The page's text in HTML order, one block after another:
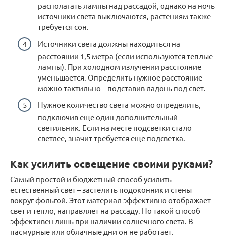
располагать лампы над рассадой, однако на ночь
источники света выключаются, растениям также
требуется сон.
Источники света должны находиться на
расстоянии 1,5 метра (если используются теплые
лампы). При холодном излучении расстояние
уменьшается. Определить нужное расстояние
можно тактильно – подставив ладонь под свет.
Нужное количество света можно определить,
подключив еще один дополнительный
светильник. Если на месте подсветки стало
светлее, значит требуется еще подсветка.
Как усилить освещение своими руками?
Самый простой и бюджетный способ усилить
естественный свет – застелить подоконник и стены
вокруг фольгой. Этот материал эффективно отображает
свет и тепло, направляет на рассаду. Но такой способ
эффективен лишь при наличии солнечного света. В
пасмурные или облачные дни он не работает.